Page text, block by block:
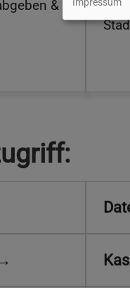
&
Impressum